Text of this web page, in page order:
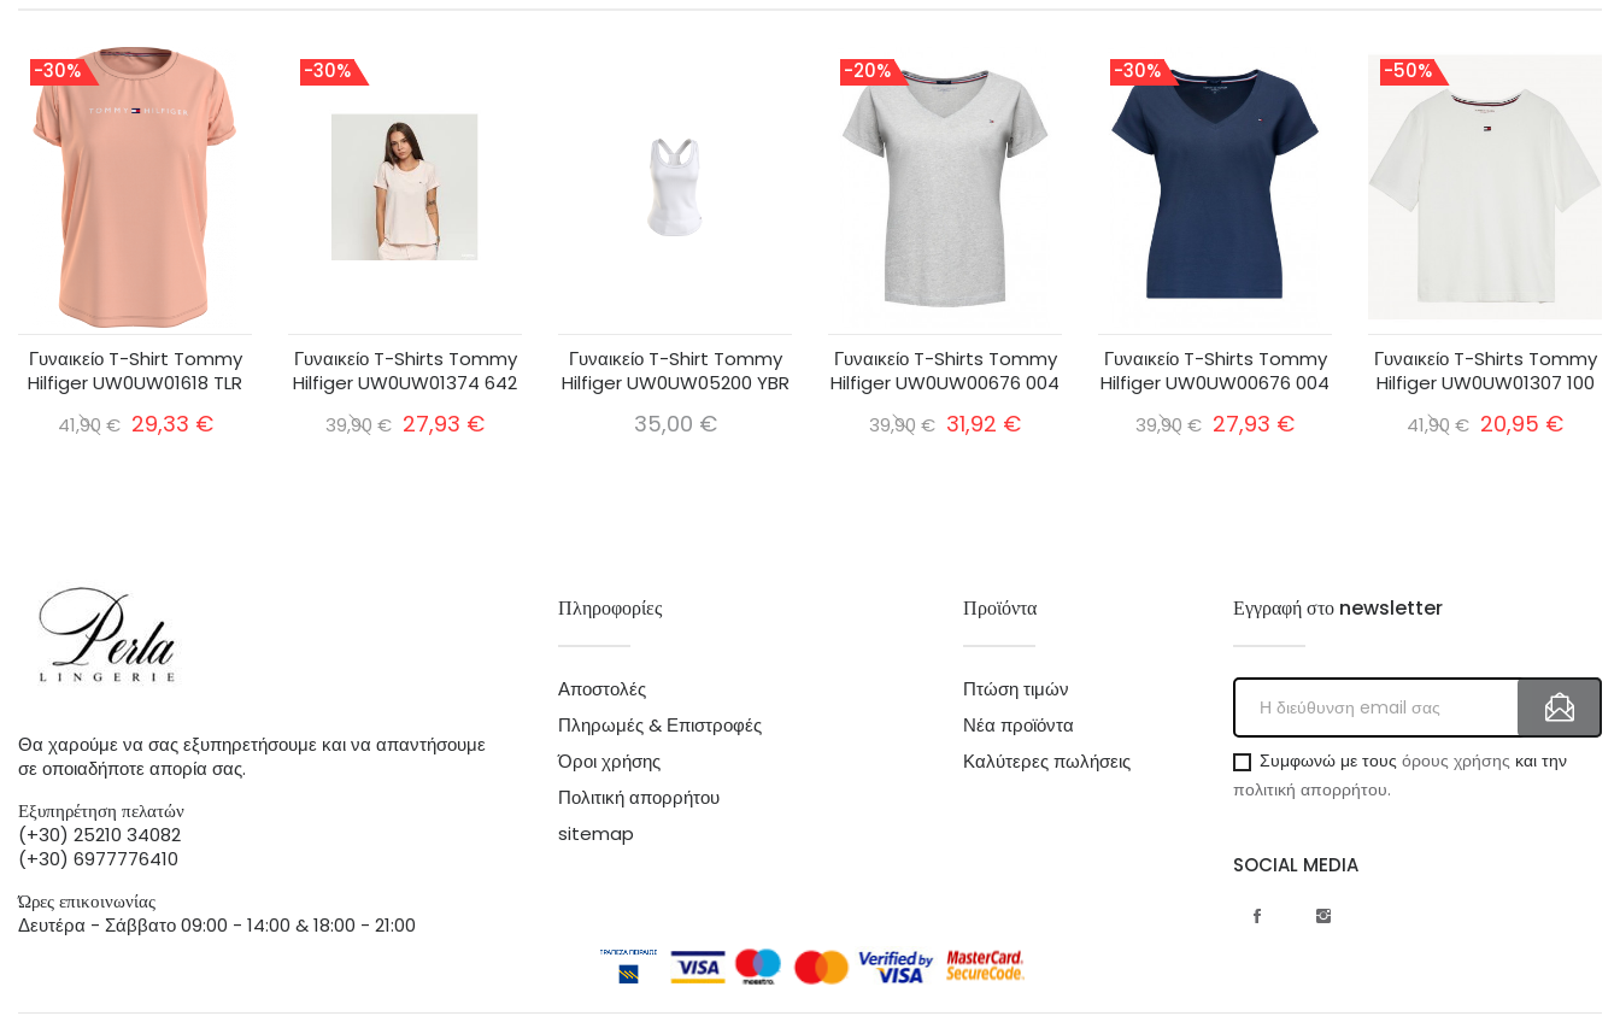
-30%
Γυναικείο T-Shirt Tommy
Hilfiger UW0UW01618 TLR
41,90 € 29,33 €
-30%
Γυναικείο T-Shirts Tommy
Hilfiger UW0UW01374 642
39,90 € 27,93 €
Γυναικείο T-Shirt Tommy
Hilfiger UW0UW05200 YBR
35,00 €
-20%
Γυναικείο T-Shirts Tommy
Hilfiger UW0UW00676 004
39,90 € 31,92 €
-30%
Γυναικείο T-Shirts Tommy
Hilfiger UW0UW00676 004
39,90 € 27,93 €
-50%
Γυναικείο T-Shirts Tommy
Hilfiger UW0UW01307 100
41,90 € 20,95 €
Θα χαρούμε να σας εξυπηρετήσουμε και να απαντήσουμε
σε οποιαδήποτε απορία σας.
Εξυπηρέτηση πελατών
(+30) 25210 34082
(+30) 6977776410
Ώρες επικοινωνίας
Δευτέρα - Σάββατο 09:00 - 14:00 & 18:00 - 21:00
Πληροφορίες
Αποστολές
Πληρωμές & Επιστροφές
Όροι χρήσης
Πολιτική απορρήτου
sitemap
Προϊόντα
Πτώση τιμών
Νέα προϊόντα
Καλύτερες πωλήσεις
Εγγραφή στο newsletter
Συμφωνώ με τους όρους χρήσηςκαι την
πολιτική απορρήτου.
SOCIAL MEDIA